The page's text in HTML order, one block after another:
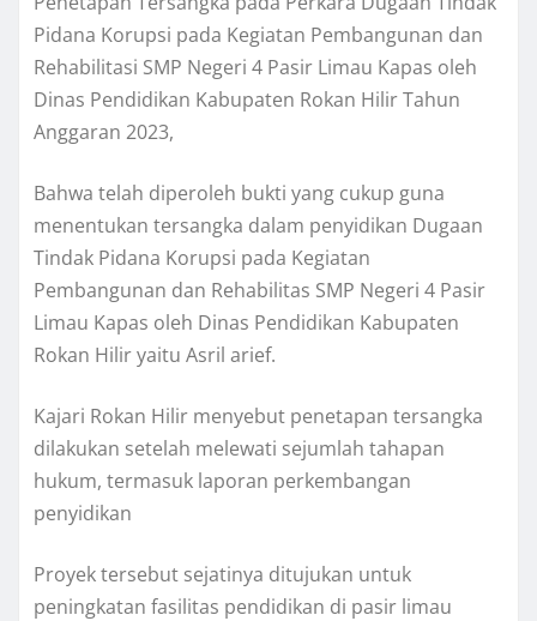
Pidana Korupsi pada Kegiatan Pembangunan dan
Rehabilitasi SMP Negeri 4 Pasir Limau Kapas oleh
Dinas Pendidikan Kabupaten Rokan Hilir Tahun
Anggaran 2023,
Bahwa telah diperoleh bukti yang cukup guna
menentukan tersangka dalam penyidikan Dugaan
Tindak Pidana Korupsi pada Kegiatan
Pembangunan dan Rehabilitas SMP Negeri 4 Pasir
Limau Kapas oleh Dinas Pendidikan Kabupaten
Rokan Hilir yaitu Asril arief.
Kajari Rokan Hilir menyebut penetapan tersangka
dilakukan setelah melewati sejumlah tahapan
hukum, termasuk laporan perkembangan
penyidikan
Proyek tersebut sejatinya ditujukan untuk
peningkatan fasilitas pendidikan di pasir limau